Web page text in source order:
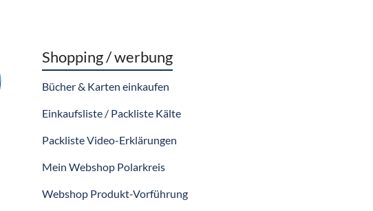
Shopping / werbung
Bücher & Karten einkaufen
Einkaufsliste / Packliste Kälte
Packliste Video-Erklärungen
Mein Webshop Polarkreis
Webshop Produkt-Vorführung